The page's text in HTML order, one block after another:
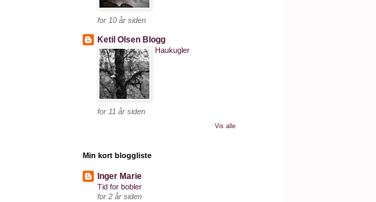
for 10 år siden
Ketil Olsen Blogg
Haukugler
for 11 år siden
Vis alle
Min kort bloggliste
Inger Marie
Tid for bobler
for 2 år siden